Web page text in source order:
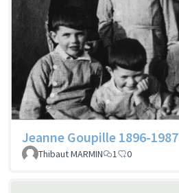
Jeanne Goupille 1896-1987
Thibaut MARMIN 1 0